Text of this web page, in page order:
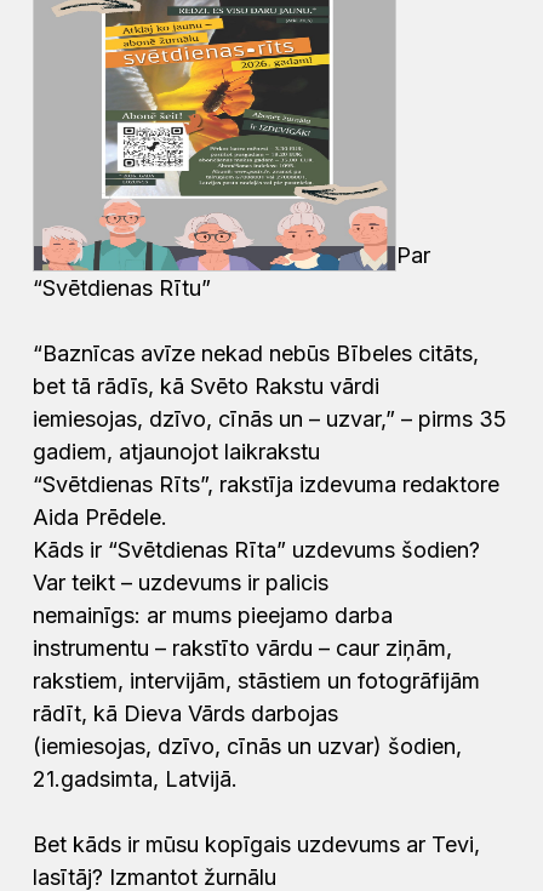
Par
“Svētdienas Rītu”
“Baznīcas avīze nekad nebūs Bībeles citāts,
bet tā rādīs, kā Svēto Rakstu vārdi
iemiesojas, dzīvo, cīnās un – uzvar,” – pirms 35
gadiem, atjaunojot laikrakstu
“Svētdienas Rīts”, rakstīja izdevuma redaktore
Aida Prēdele.
Kāds ir “Svētdienas Rīta” uzdevums šodien?
Var teikt – uzdevums ir palicis
nemainīgs: ar mums pieejamo darba
instrumentu – rakstīto vārdu – caur ziņām,
rakstiem, intervijām, stāstiem un fotogrāfijām
rādīt, kā Dieva Vārds darbojas
(iemiesojas, dzīvo, cīnās un uzvar) šodien,
21.gadsimta, Latvijā.
Bet kāds ir mūsu kopīgais uzdevums ar Tevi,
lasītāj? Izmantot žurnālu